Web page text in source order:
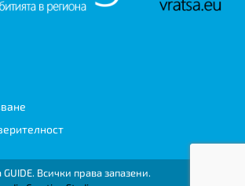
Всички права запазени.